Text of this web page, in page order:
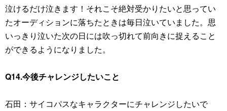
泣けるだけ泣きます！それこそ絶対受かりたいと思ってい
たオーディションに落ちたときは毎日泣いていました。思
いっきり泣いた次の日には吹っ切れて前向きに捉えること
ができるようになりました。
Q14.今後チャレンジしたいこと
石田：サイコパスなキャラクターにチャレンジしたいで